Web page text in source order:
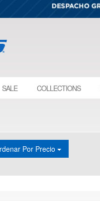
SALE COLLECTIONS
Por Precio